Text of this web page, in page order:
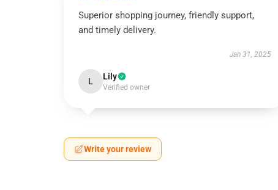
Superior shopping journey, friendly support,
and timely delivery.
Jan 31, 2025
L Lily
Verified owner
Write your review